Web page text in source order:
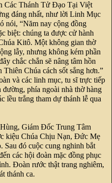
Các Thánh Tử Đạo Tại Việt
đáng nhất, như lời Linh Mục
nói, “Năm nay cộng đồng
biệt: chúng ta được cử hành
Kitô. Một không gian thờ
lẫy, nhưng không kém phần
chắc chắn sẽ nâng tâm hồn
Chúa cách sốt sắng hơn.”
và các linh mục, tu sĩ trực tiếp
phía ngoài nhà thờ hàng
lều trắng tham dự thánh lễ qua
Giám Đốc Trung Tâm
kiệu Chúa Chịu Nạn, Đức Mẹ
Sau đó cuộc cung nghinh bắt
các hội đoàn mặc đồng phục
Đoàn rước thật trang nghiêm,
thánh ca.